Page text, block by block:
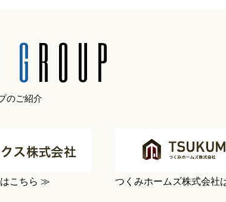
GROUP
のご紹介
こちら ≫ つくみホームズ株式会社